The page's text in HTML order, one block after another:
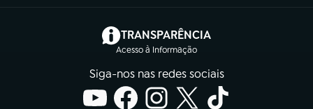
TRANSPARÊNCIA
Acesso à Informação
(abre em nova aba)
Siga-nos nas redes sociais